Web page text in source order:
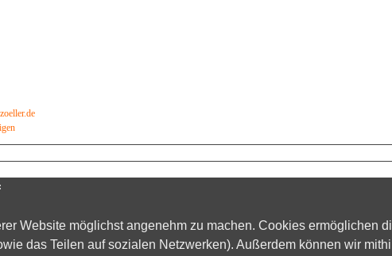
Website möglichst angenehm zu machen. Cookies ermöglichen
das Teilen auf sozialen Netzwerken). Außerdem können wir
verkaufen Sie über das Ticket-System von ProTicket